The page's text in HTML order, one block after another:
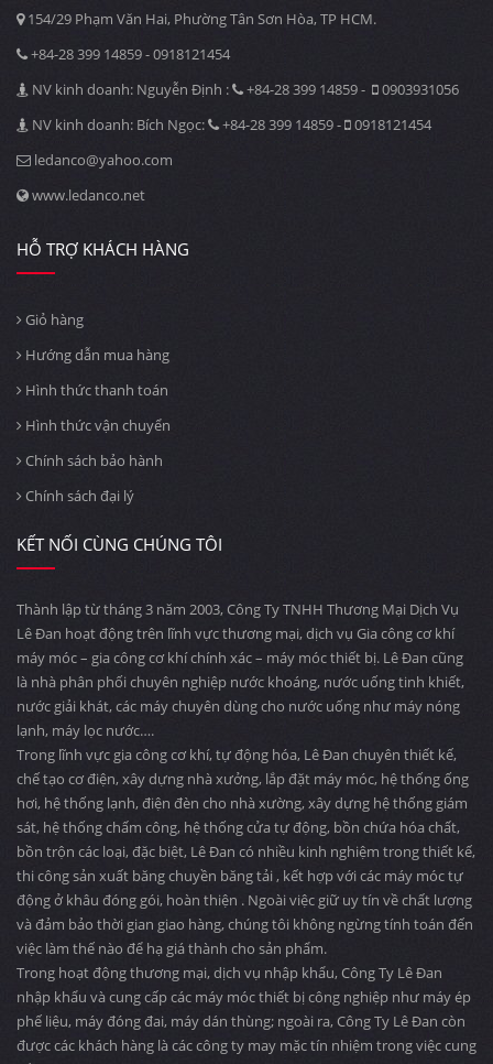
154/29 Phạm Văn Hai, Phường Tân Sơn Hòa, TP HCM.
+84-28 399 14859 - 0918121454
NV kinh doanh: Nguyễn Định :
+84-28 399 14859 -
0903931056
NV kinh doanh: Bích Ngọc:
+84-28 399 14859 -
0918121454
ledanco@yahoo.com
www.ledanco.net
HỖ TRỢ KHÁCH HÀNG
Giỏ hàng
Hướng dẫn mua hàng
Hình thức thanh toán
Hình thức vận chuyển
Chính sách bảo hành
Chính sách đại lý
KẾT NỐI CÙNG CHÚNG TÔI
Thành lập từ tháng 3 năm 2003, Công Ty TNHH Thương Mại Dịch Vụ
Lê Đan hoạt động trên lĩnh vực thương mại, dịch vụ Gia công cơ khí
máy móc – gia công cơ khí chính xác – máy móc thiết bị. Lê Đan cũng
là nhà phân phối chuyên nghiệp nước khoáng, nước uống tinh khiết,
nước giải khát, các máy chuyên dùng cho nước uống như máy nóng
lạnh, máy lọc nước….
Trong lĩnh vực gia công cơ khí, tự động hóa, Lê Đan chuyên thiết kế,
chế tạo cơ điện, xây dựng nhà xưởng, lắp đặt máy móc, hệ thống ống
hơi, hệ thống lạnh, điện đèn cho nhà xường, xây dựng hệ thống giám
sát, hệ thống chấm công, hệ thống cửa tự động, bồn chứa hóa chất,
bồn trộn các loại, đặc biệt, Lê Đan có nhiều kinh nghiệm trong thiết kế,
thi công sản xuất băng chuyền băng tải , kết hợp với các máy móc tự
động ở khâu đóng gói, hoàn thiện . Ngoài việc giữ uy tín về chất lượng
và đảm bảo thời gian giao hàng, chúng tôi không ngừng tính toán đến
việc làm thế nào để hạ giá thành cho sản phẩm.
Trong hoạt động thương mại, dịch vụ nhập khẩu, Công Ty Lê Đan
nhập khẩu và cung cấp các máy móc thiết bị công nghiệp như máy ép
phế liệu, máy đóng đai, máy dán thùng; ngoài ra, Công Ty Lê Đan còn
được các khách hàng là các công ty may mặc tín nhiệm trong việc cung